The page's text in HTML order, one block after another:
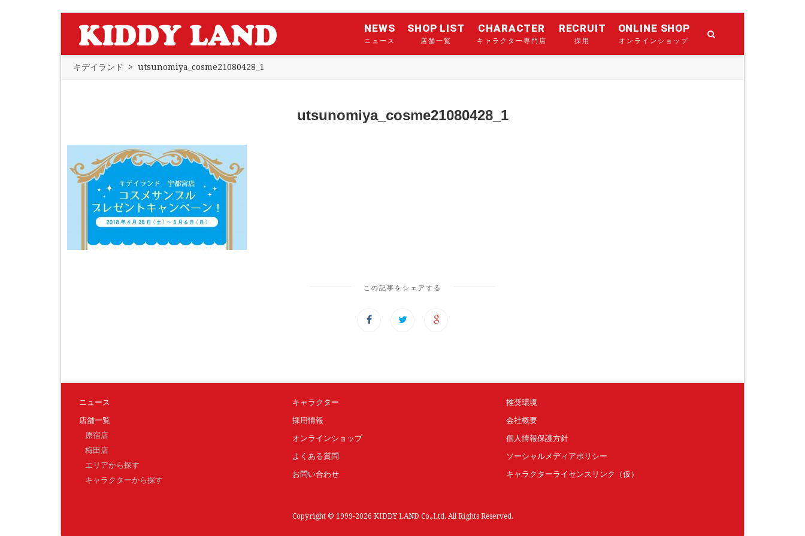
NEWS
ニュース
SHOP LIST
店舗一覧
CHARACTER
キャラクター専門店
RECRUIT
採用
ONLINE SHOP
オンラインショップ
キデイランド > utsunomiya_cosme21080428_1
utsunomiya_cosme21080428_1
この記事をシェアする
ニュース
店舗一覧
原宿店
梅田店
エリアから探す
キャラクターから探す
キャラクター
採用情報
オンラインショップ
よくある質問
お問い合わせ
推奨環境
会社概要
個人情報保護方針
ソーシャルメディアポリシー
キャラクターライセンスリンク（仮）
Copyright © 1999-2026 KIDDY LAND Co.,Ltd. All Rights Reserved.